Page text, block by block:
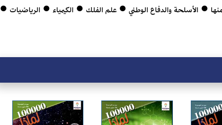
● الأسلحة والدفاع الوطني ● علم الفلك ● الكيمياء ● الرياضيات ●